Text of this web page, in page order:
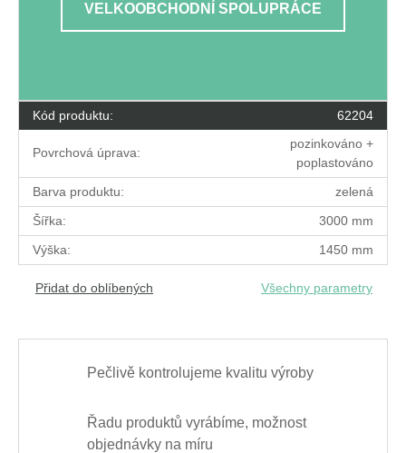
Kód produktu: 62204
Povrchová úprava:
pozinkováno +
poplastováno
Barva produktu:
zelená
Šířka:
3000 mm
Výška:
1450 mm
Přidat do oblíbených Všechny parametry
VELKOOBCHODNÍ SPOLUPRÁCE
Pečlivě kontrolujeme kvalitu výroby
Řadu produktů vyrábíme, možnost
objednávky na míru